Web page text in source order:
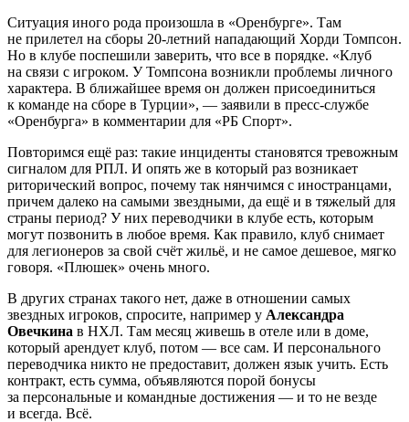
Ситуация иного рода произошла в «Оренбурге». Там
не прилетел на сборы 20-летний нападающий Хорди Томпсон.
Но в клубе поспешили заверить, что все в порядке. «Клуб
на связи с игроком. У Томпсона возникли проблемы личного
характера. В ближайшее время он должен присоединиться
к команде на сборе в Турции», — заявили в пресс-службе
«Оренбурга» в комментарии для «РБ Спорт».
Повторимся ещё раз: такие инциденты становятся тревожным
сигналом для РПЛ. И опять же в который раз возникает
риторический вопрос, почему так нянчимся с иностранцами,
причем далеко на самыми звездными, да ещё и в тяжелый для
страны период? У них переводчики в клубе есть, которым
могут позвонить в любое время. Как правило, клуб снимает
для легионеров за свой счёт жильё, и не самое дешевое, мягко
говоря. «Плюшек» очень много.
В других странах такого нет, даже в отношении самых
звездных игроков, спросите, например у Александра
Овечкина в НХЛ. Там месяц живешь в отеле или в доме,
который арендует клуб, потом — все сам. И персонального
переводчика никто не предоставит, должен язык учить. Есть
контракт, есть сумма, объявляются порой бонусы
за персональные и командные достижения — и то не везде
и всегда. Всё.